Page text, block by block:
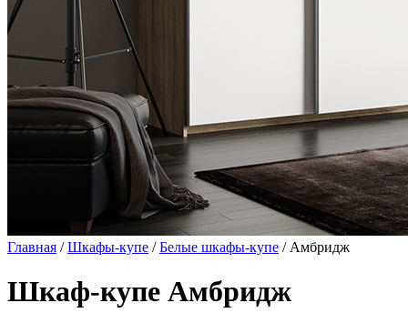
Главная /Шкафы-купе /Белые шкафы-купе / Амбридж
Шкаф-купе Амбридж